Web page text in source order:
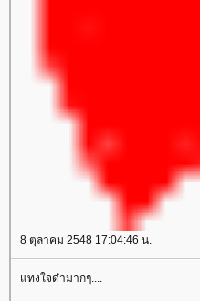
8 ตุลาคม 2548 17:04:46 น.
ทงใจดำมากๆ....